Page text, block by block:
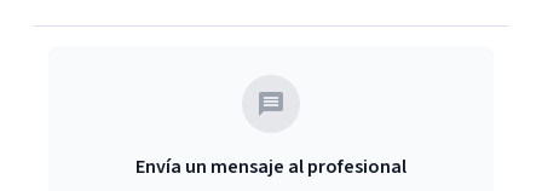
Envía un mensaje al profesional